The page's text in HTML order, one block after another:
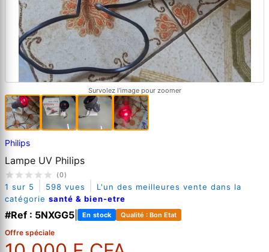
Survolez l'image pour zoomer
Philips
Lampe UV Philips
(0)
1 sur 5 598 vues
L'un des meilleures vente dans la
catégorie santé & bien-etre
#Ref : 5NXGG5 En stock Qualité : Bon Etat
Offre spéciale